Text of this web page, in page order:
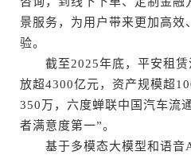
景服务，为用户带来更加高效
验。
截至2025年底，平安租赁
放超4300亿元，资产规模超
350万，六度蝉联中国汽车流
者满意度第一”。
基于多模态大模型和语音